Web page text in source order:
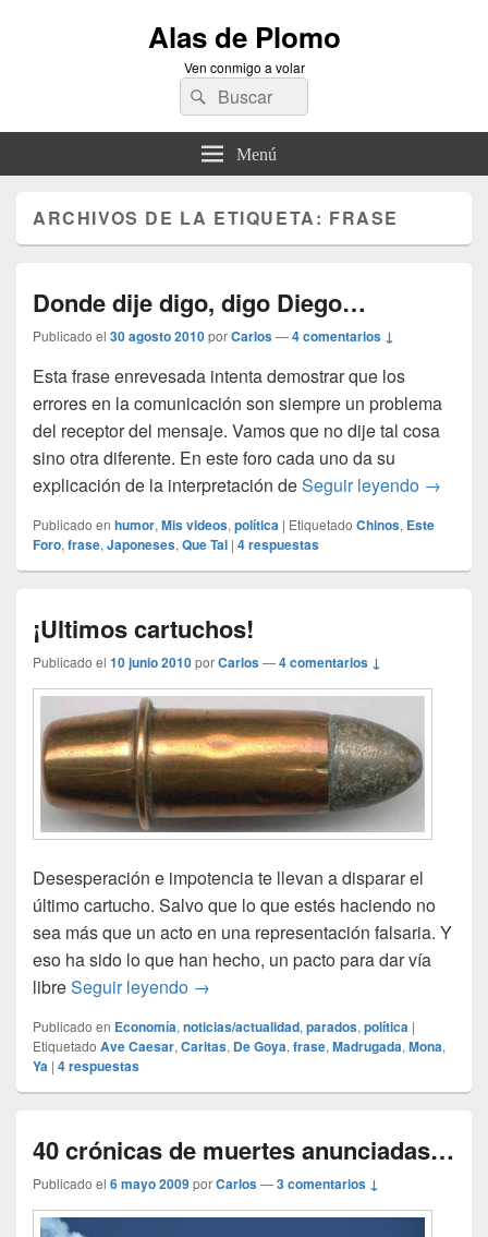
Alas de Plomo
Ven conmigo a volar
Buscar
por:
Buscar
Menú
ARCHIVOS DE LA ETIQUETA: FRASE
Donde dije digo, digo Diego…
Publicado el 30 agosto 2010porCarlos—4 comentarios ↓
Esta frase enrevesada intenta demostrar que los
errores en la comunicación son siempre un problema
del receptor del mensaje. Vamos que no dije tal cosa
sino otra diferente. En este foro cada uno da su
explicación de la interpretación deSeguir leyendo Donde
→
Publicado en humor, Mis videos, política | Etiquetado Chinos, Este
Foro, frase, Japoneses, Que Tal | 4respuestas
¡Ultimos cartuchos!
Publicado el 10 junio 2010porCarlos—4 comentarios ↓
Desesperación e impotencia te llevan a disparar el
último cartucho. Salvo que lo que estés haciendo no
sea más que un acto en una representación falsaria. Y
eso ha sido lo que han hecho, un pacto para dar vía
libreSeguir leyendo ¡Ultimos cartuchos!
→
Publicado en Economía, noticias/actualidad, parados, política |
Etiquetado Ave Caesar, Caritas, De Goya, frase, Madrugada, Mona,
Ya | 4respuestas
40 crónicas de muertes anunciadas…
Publicado el 6 mayo 2009porCarlos—3 comentarios ↓